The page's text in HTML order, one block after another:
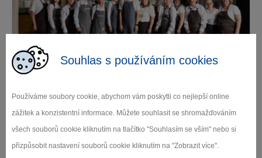
Souhlas s používáním cookies
Používáme soubory cookie, abychom vám poskytli co nejlepší online
zážitek a konzistentní informace. Můžete souhlasit se shromažďováním
všech souborů cookie kliknutím na tlačítko "Souhlasím se vším" nebo si
přizpůsobit nastavení souborů cookie kliknutím na "Zobrazit více".
Kavárna Pohodička
Náměšť nad Oslavou